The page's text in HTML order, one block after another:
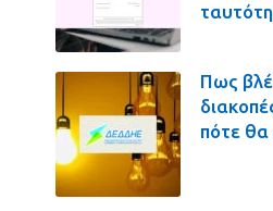
Πως
πότε